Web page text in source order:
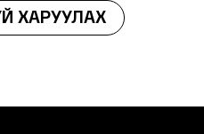
ХАРУУЛАХ